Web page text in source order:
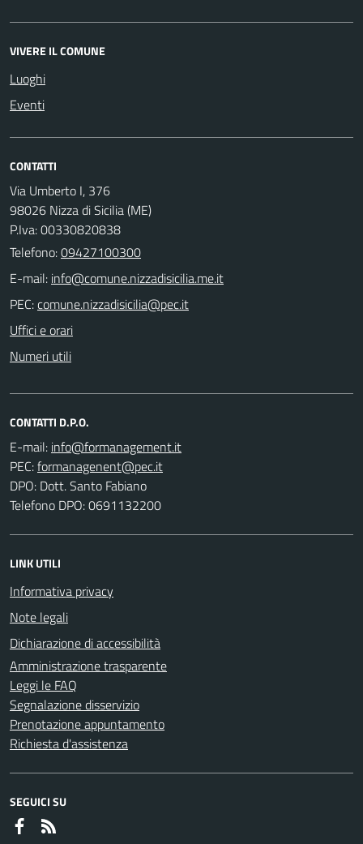
VIVERE IL COMUNE
Luoghi
Eventi
CONTATTI
Via Umberto I, 376
98026 Nizza di Sicilia (ME)
P.Iva: 00330820838
Telefono:09427100300
E-mail:
PEC:
Uffici e orari
Numeri utili
CONTATTI D.P.O.
E-mail:
PEC:
DPO: Dott. Santo Fabiano
Telefono DPO: 0691132200
LINK UTILI
Informativa privacy
Note legali
Dichiarazione di accessibilità
Amministrazione trasparente
Leggi le FAQ
Segnalazione disservizio
Prenotazione appuntamento
Richiesta d'assistenza
SEGUICI SU